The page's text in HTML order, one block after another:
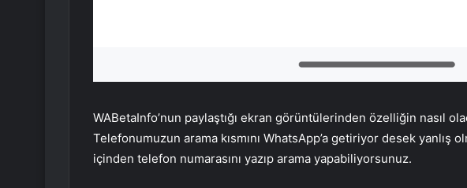
WABetaInfo’nun paylaştığı ekran görüntülerinden özelliğin nasıl
Telefonumuzun arama kısmını WhatsApp’a getiriyor desek yanlış
içinden telefon numarasını yazıp arama yapabiliyorsunuz.